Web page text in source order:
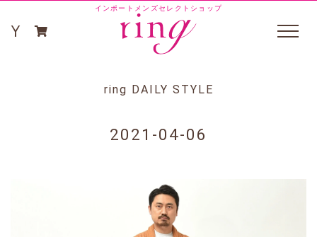
インポートメンズセレクトショップ
ring DAILY STYLE
2021-04-06